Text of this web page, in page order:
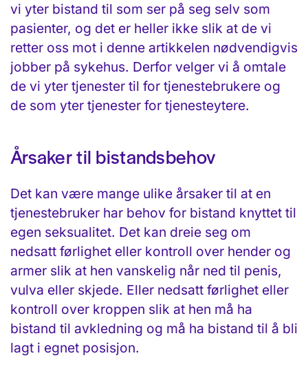
vi yter bistand til som ser på seg selv som
pasienter, og det er heller ikke slik at de vi
retter oss mot i denne artikkelen nødvendigvis
jobber på sykehus. Derfor velger vi å omtale
de vi yter tjenester til for tjenestebrukere og
de som yter tjenester for tjenesteytere.
Årsaker til bistandsbehov
Det kan være mange ulike årsaker til at en
tjenestebruker har behov for bistand knyttet til
egen seksualitet. Det kan dreie seg om
nedsatt førlighet eller kontroll over hender og
armer slik at hen vanskelig når ned til penis,
vulva eller skjede. Eller nedsatt førlighet eller
kontroll over kroppen slik at hen må ha
bistand til avkledning og må ha bistand til å bli
lagt i egnet posisjon.